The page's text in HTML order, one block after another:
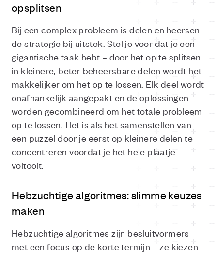
opsplitsen
Bij een complex probleem is delen en heersen
de strategie bij uitstek. Stel je voor dat je een
gigantische taak hebt – door het op te splitsen
in kleinere, beter beheersbare delen wordt het
makkelijker om het op te lossen. Elk deel wordt
onafhankelijk aangepakt en de oplossingen
worden gecombineerd om het totale probleem
op te lossen. Het is als het samenstellen van
een puzzel door je eerst op kleinere delen te
concentreren voordat je het hele plaatje
voltooit.
Hebzuchtige algoritmes: slimme keuzes
maken
Hebzuchtige algoritmes zijn besluitvormers
met een focus op de korte termijn – ze kiezen